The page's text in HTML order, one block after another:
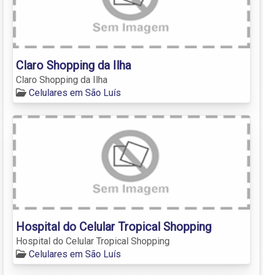
Claro Shopping da Ilha
Claro Shopping da Ilha
Celulares em São Luís
Hospital do Celular Tropical Shopping
Hospital do Celular Tropical Shopping
Celulares em São Luís